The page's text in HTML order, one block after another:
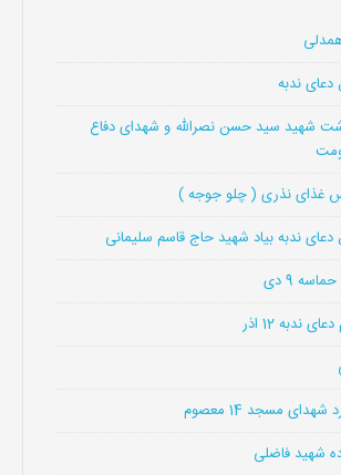
ندبه
شهید سید حسن نصرالله و شهدای دفاع
ندبه بیاد شهید حاج قاسم سلیمانی
9 دی
ندبه 12 اذر
مسجد 14 معصوم
شهید فاضلی